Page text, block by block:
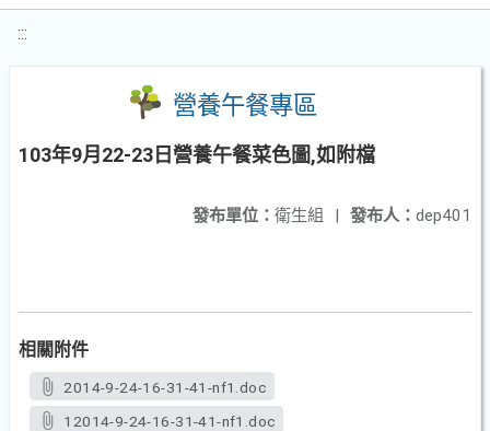
:::
營養午餐專區
103年9月22-23日營養午餐菜色圖,如附檔
發布人： dep401
發布單位： 衛生組 |
相關附件
2014-9-24-16-31-41-nf1.doc
12014-9-24-16-31-41-nf1.doc